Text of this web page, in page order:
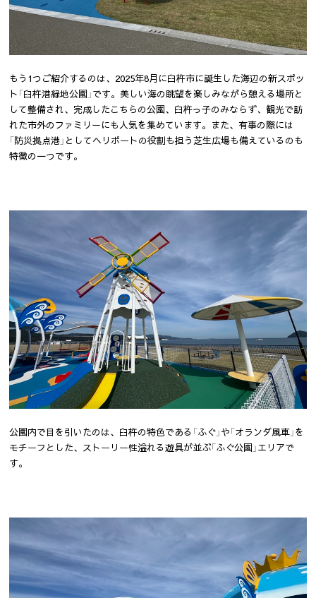
もう1つご紹介するのは、2025年8月に臼杵市に誕生した海辺の新スポッ
ト「臼杵港緑地公園」です。美しい海の眺望を楽しみながら憩える場所と
して整備され、完成したこちらの公園、臼杵っ子のみならず、観光で訪
れた市外のファミリーにも人気を集めています。また、有事の際には
「防災拠点港」としてヘリポートの役割も担う芝生広場も備えているのも
特徴の一つです。
公園内で目を引いたのは、臼杵の特色である「ふぐ」や「オランダ風車」を
モチーフとした、ストーリー性溢れる遊具が並ぶ「ふぐ公園」エリアで
す。